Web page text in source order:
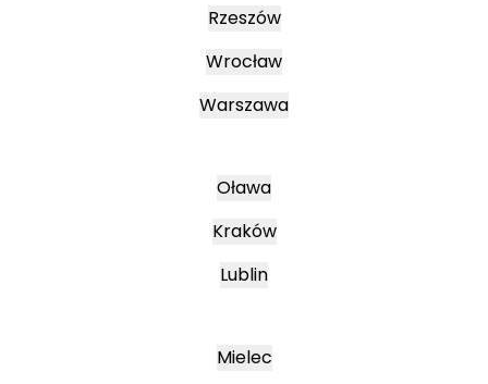
Rzeszów
Wrocław
Warszawa
Oława
Kraków
Lublin
Mielec